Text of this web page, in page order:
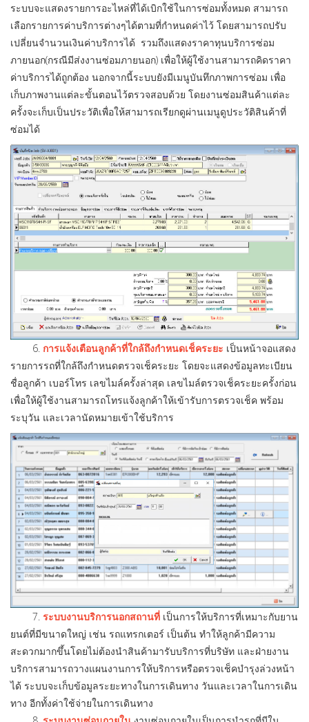
ระบบจะแสดงรายการอะไหล่ที่ได้เบิกใช้ในการซ่อมทั้งหมด สามารถ
เลือกรายการค่าบริการต่างๆได้ตามที่กำหนดค่าไว้ โดยสามารถปรับ
เปลี่ยนจำนวนเงินค่าบริการได้ รวมถึงแสดงราคาทุนบริการซ่อม
ภายนอก(กรณีมีส่งงานซ่อมภายนอก) เพื่อให้ผู้ใช้งานสามารถคิดราคา
ค่าบริการได้ถูกต้อง นอกจากนี้ระบบยังมีเมนูบันทึกภาพการซ่อม เพื่อ
เก็บภาพงานแต่ละขั้นตอนไว้ตรวจสอบด้วย โดยงานซ่อมสินค้าแต่ละ
ครั้งจะเก็บเป็นประวัติเพื่อให้สามารถเรียกดูผ่านเมนูดูประวัติสินค้าที่
ซ่อมได้
6. การแจ้งเตือนลูกค้าที่ใกล้ถึงกำหนดเช็คระยะ เป็นหน้าจอแสดง
รายการรถที่ใกล้ถึงกำหนดตรวจเช็คระยะ โดยจะแสดงข้อมูลทะเบียน
ชื่อลูกค้า เบอร์โทร เลขไมล์ครั้งล่าสุด เลขไมล์ตรวจเช็คระยะครั้งก่อน
เพื่อให้ผู้ใช้งานสามารถโทรแจ้งลูกค้าให้เข้ารับการตรวจเช็ค พร้อม
ระบุวัน และเวลานัดหมายเข้าใช้บริการ
7. ระบบงานบริการนอกสถานที่ เป็นการให้บริการที่เหมาะกับยาน
ยนต์ที่มีขนาดใหญ่ เช่น รถแทรกเตอร์ เป็นต้น ทำให้ลูกค้ามีความ
สะดวกมากขึ้นโดยไม่ต้องนำสินค้ามารับบริการที่บริษัท และฝ่ายงาน
บริการสามารถวางแผนงานการให้บริการหรือตรวจเช็คบำรุงล่วงหน้า
ได้ ระบบจะเก็บข้อมูลระยะทางในการเดินทาง วันและเวลาในการเดิน
ทาง อีกทั้งค่าใช้จ่ายในการเดินทาง